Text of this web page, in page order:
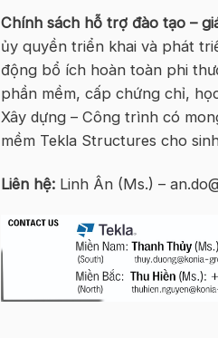
Chính sách hỗ trợ đào tạo –
ủy quyền triển khai và phát
động bổ ích hoàn toàn phi
phần mềm, cấp chứng chỉ,
Xây dựng – Công trình có
mềm Tekla Structures cho
Liên hệ: Linh Ân (Ms.) –